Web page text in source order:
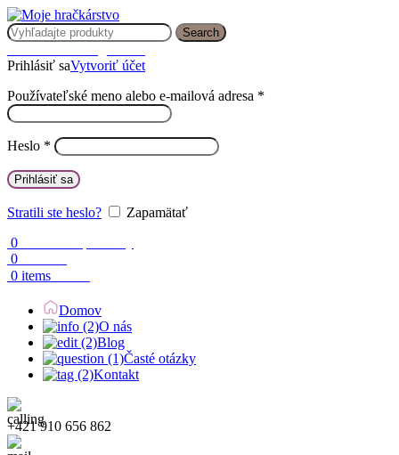
Search
Prihlásiť saVytvoriť účet
Používateľské meno alebo e-mailová adresa *
Heslo *
Prihlásiť sa
Stratili ste heslo?
Zapamätať
0
0
0 items
Domov
O nás
Blog
Časté otázky
Kontakt
+421 910 656 862